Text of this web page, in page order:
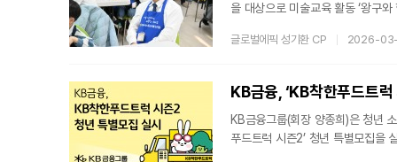
을 대상으로 미술교육 활동 ‘왕구
회적 가치를 실현하기 위해 기획되
농협손해보험 임직원들은 초록꿈
글로벌에픽 성기환 CP 2026-
KB금융, ‘KB착한푸드트
KB금융그룹(회장 양종희)은 청년
푸드트럭 시즌2’ 청년 특별모집을